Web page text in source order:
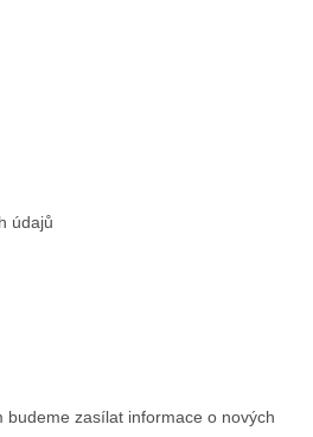
údajů
budeme zasílat informace o nových